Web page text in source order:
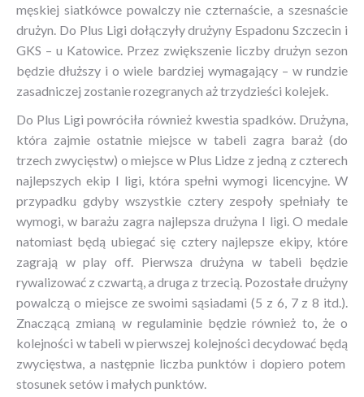
męskiej siatkówce powalczy nie czternaście, a szesnaście
drużyn. Do Plus Ligi dołączyły drużyny Espadonu Szczecin i
GKS – u Katowice. Przez zwiększenie liczby drużyn sezon
będzie dłuższy i o wiele bardziej wymagający – w rundzie
zasadniczej zostanie rozegranych aż trzydzieści kolejek.
Do Plus Ligi powróciła również kwestia spadków. Drużyna,
która zajmie ostatnie miejsce w tabeli zagra baraż (do
trzech zwycięstw) o miejsce w Plus Lidze z jedną z czterech
najlepszych ekip I ligi, która spełni wymogi licencyjne. W
przypadku gdyby wszystkie cztery zespoły spełniały te
wymogi, w barażu zagra najlepsza drużyna I ligi. O medale
natomiast będą ubiegać się cztery najlepsze ekipy, które
zagrają w play off. Pierwsza drużyna w tabeli będzie
rywalizować z czwartą, a druga z trzecią. Pozostałe drużyny
powalczą o miejsce ze swoimi sąsiadami (5 z 6, 7 z 8 itd.).
Znaczącą zmianą w regulaminie będzie również to, że o
kolejności w tabeli w pierwszej kolejności decydować będą
zwycięstwa, a następnie liczba punktów i dopiero potem
stosunek setów i małych punktów.